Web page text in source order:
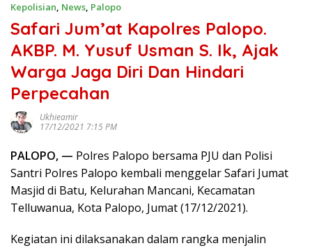
Kepolisian, News, Palopo
Safari Jum’at Kapolres Palopo.
AKBP. M. Yusuf Usman S. Ik, Ajak
Warga Jaga Diri Dan Hindari
Perpecahan
Ukhieamir
17/12/2021 7:15 PM
PALOPO, — Polres Palopo bersama PJU dan Polisi
Santri Polres Palopo kembali menggelar Safari Jumat
Masjid di Batu, Kelurahan Mancani, Kecamatan
Telluwanua, Kota Palopo, Jumat (17/12/2021).
Kegiatan ini dilaksanakan dalam rangka menjalin